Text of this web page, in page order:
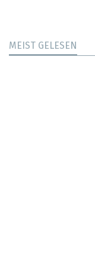
MEIST GELESEN